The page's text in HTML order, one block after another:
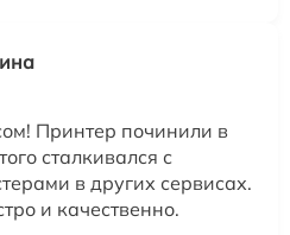
Принтер починили в
сталкивался с
в других сервисах.
и качественно.